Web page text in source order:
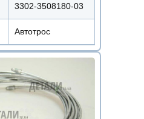
3302-3508180-03
Автотрос